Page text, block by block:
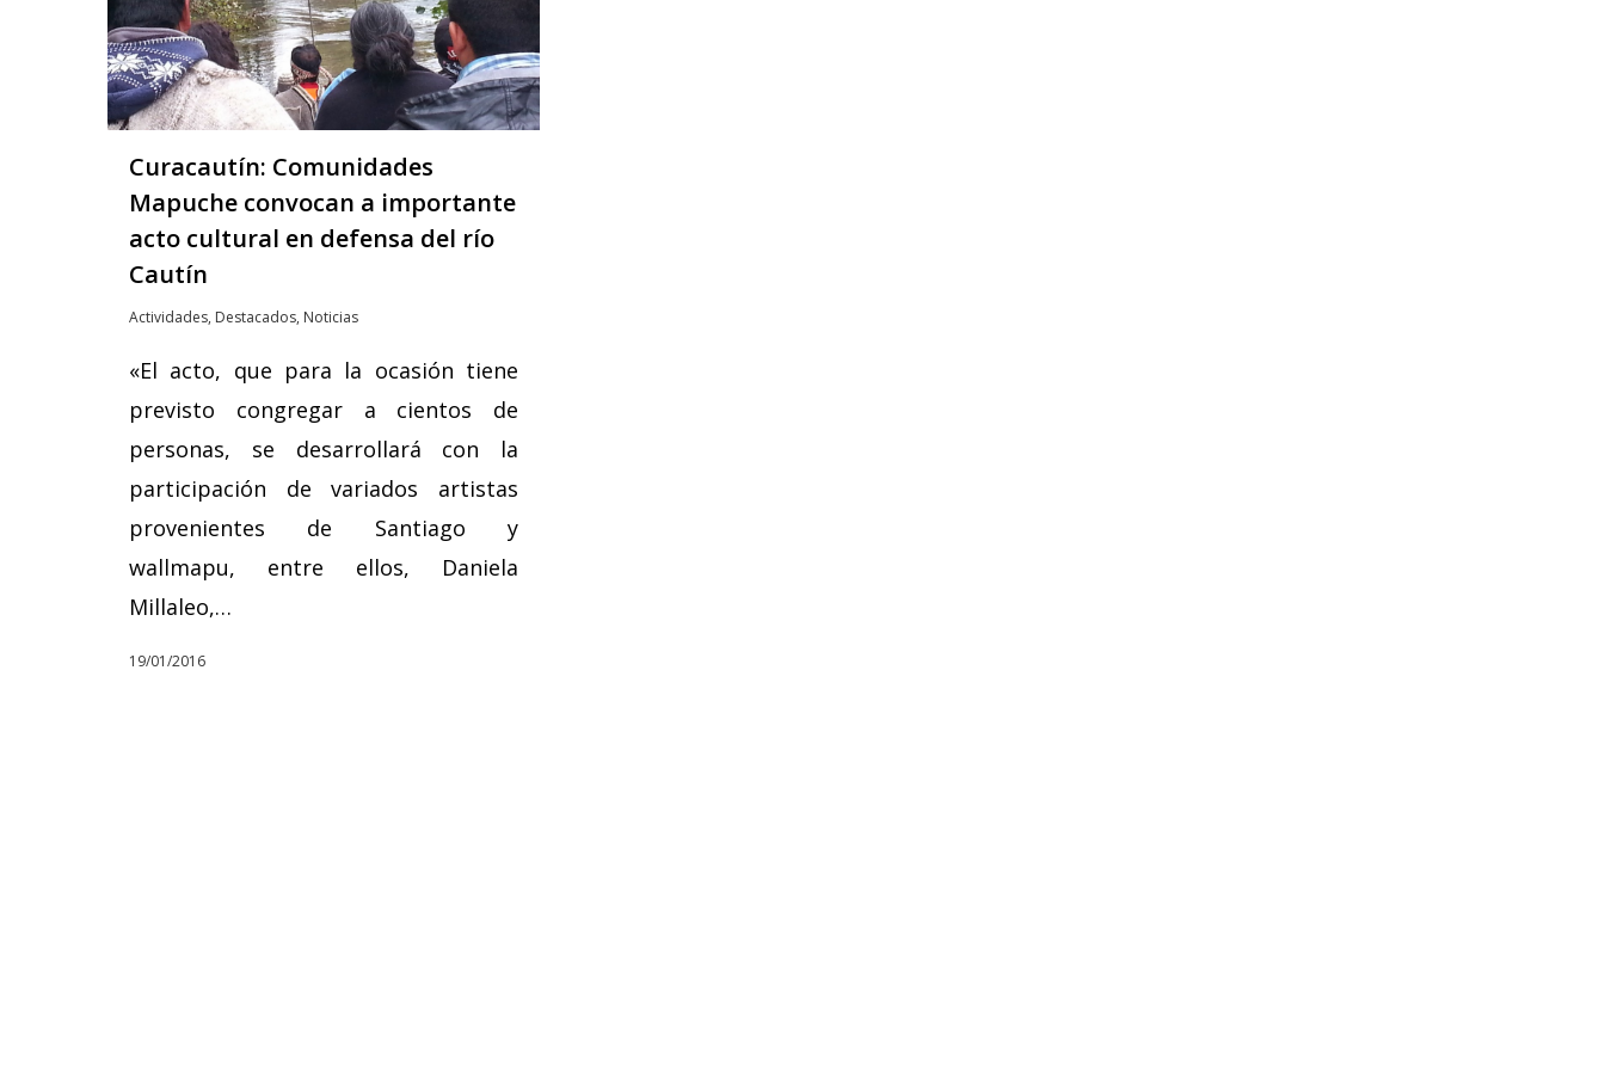
Curacautín: Comunidades
Mapuche convocan a importante
acto cultural en defensa del río
Cautín
Actividades, Destacados, Noticias
«El acto, que para la ocasión tiene
previsto congregar a cientos de
personas, se desarrollará con la
participación de variados artistas
provenientes de Santiago y
wallmapu, entre ellos, Daniela
Millaleo,…
19/01/2016